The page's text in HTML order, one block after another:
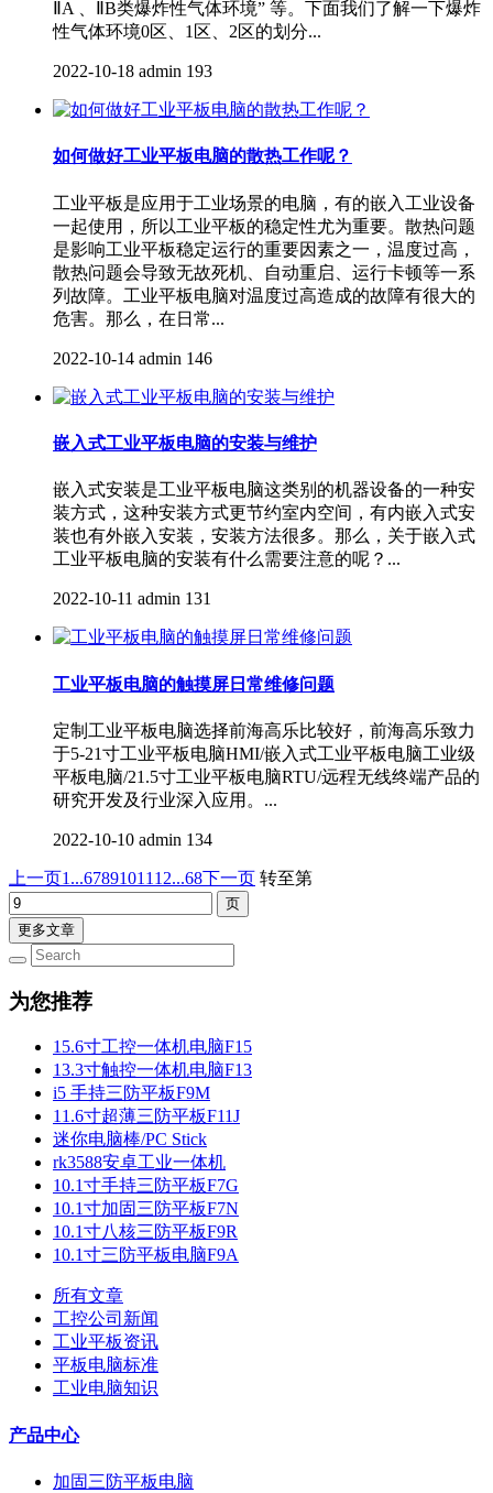
ⅡA 、ⅡB类爆炸性气体环境” 等。下面我们了解一下爆炸
性气体环境0区、1区、2区的划分...
2022-10-18 admin 193
如何做好工业平板电脑的散热工作呢？
工业平板是应用于工业场景的电脑，有的嵌入工业设备
一起使用，所以工业平板的稳定性尤为重要。散热问题
是影响工业平板​稳定运行的重要因素之一，温度过高，
散热问题会导致无故死机、自动重启、运行卡顿等一系
列故障。工业平板电脑对温度过高造成的故障有很大的
危害。那么，在日常...
2022-10-14 admin 146
嵌入式工业平板电脑的安装与维护
嵌入式安装是工业平板电脑这类别的机器设备的一种安
装方式，这种安装方式更节约室内空间，有内嵌入式安
装也有外嵌入安装，安装方法很多。那么，关于嵌入式
工业平板电脑的安装有什么需要注意的呢？...
2022-10-11 admin 131
工业平板电脑的触摸屏日常维修问题
定制工业平板电脑选择前海高乐比较好，前海高乐致力
于5-21寸工业平板电脑HMI/嵌入式工业平板电脑工业级
平板电脑​/21.5寸工业平板电脑RTU/远程无线终端产品的
研究开发及行业深入应用。...
2022-10-10 admin 134
上一页1...67891011 12...68下一页 转至第
更多文章
为您推荐
15.6寸工控一体机电脑F15
13.3寸触控一体机电脑F13
i5 手持三防平板F9M
11.6寸超薄三防平板F11J
迷你电脑棒/PC Stick
rk3588安卓工业一体机
10.1寸手持三防平板F7G
10.1寸加固三防平板F7N
10.1寸八核三防平板F9R
10.1寸三防平板电脑F9A
所有文章
工控公司新闻
工业平板资讯
平板电脑标准
工业电脑知识
产品中心
加固三防平板电脑